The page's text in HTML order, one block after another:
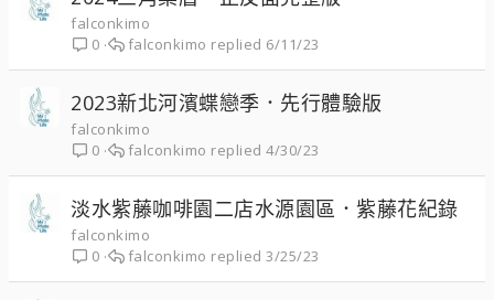
falconkimo
0
6/11/23
falconkimo
2023新北河濱蝶戀季．先行體驗版
falconkimo
0
4/30/23
falconkimo
淡水紫藤咖啡園二店水源園區．紫藤花紀錄
falconkimo
0
3/25/23
falconkimo